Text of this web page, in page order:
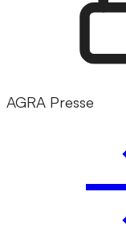
AGRA Presse